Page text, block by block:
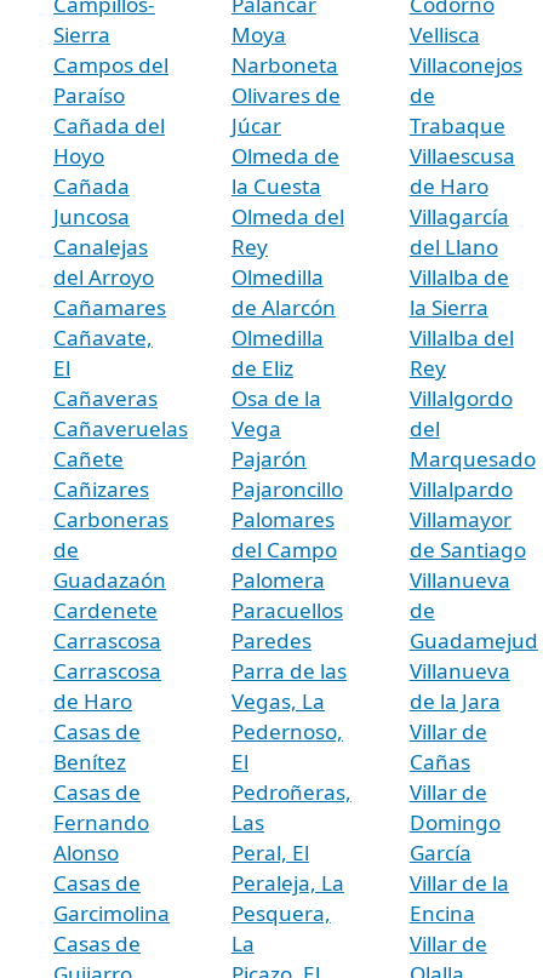
Sierra
Campos del
Paraíso
Cañada del
Hoyo
Cañada
Juncosa
Canalejas
del Arroyo
Cañamares
Cañavate,
El
Cañaveras
Cañaveruelas
Cañete
Cañizares
Carboneras
de
Guadazaón
Cardenete
Carrascosa
Carrascosa
de Haro
Casas de
Benítez
Casas de
Fernando
Alonso
Casas de
Garcimolina
Casas de
Moya
Narboneta
Olivares de
Júcar
Olmeda de
la Cuesta
Olmeda del
Rey
Olmedilla
de Alarcón
Olmedilla
de Eliz
Osa de la
Vega
Pajarón
Pajaroncillo
Palomares
del Campo
Palomera
Paracuellos
Paredes
Parra de las
Vegas, La
Pedernoso,
El
Pedroñeras,
Las
Peral, El
Peraleja, La
Pesquera,
La
Vellisca
Villaconejos
de
Trabaque
Villaescusa
de Haro
Villagarcía
del Llano
Villalba de
la Sierra
Villalba del
Rey
Villalgordo
del
Marquesado
Villalpardo
Villamayor
de Santiago
Villanueva
de
Guadamejud
Villanueva
de la Jara
Villar de
Cañas
Villar de
Domingo
García
Villar de la
Encina
Villar de